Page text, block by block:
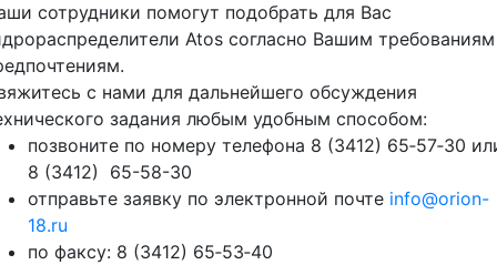
сотрудники помогут подобрать для Вас
Atos согласно Вашим
с нами для дальнейшего обсуждения
задания любым удобным способом:
позвоните по номеру телефона 8 (3412) 65‑57‑30
8 (3412) 65-58-30
отправьте заявку по электронной почте info@orion-
18.ru
по факсу: 8 (3412) 65‑53‑40